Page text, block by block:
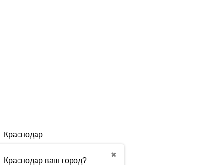
Краснодар
✖
Краснодар ваш город?